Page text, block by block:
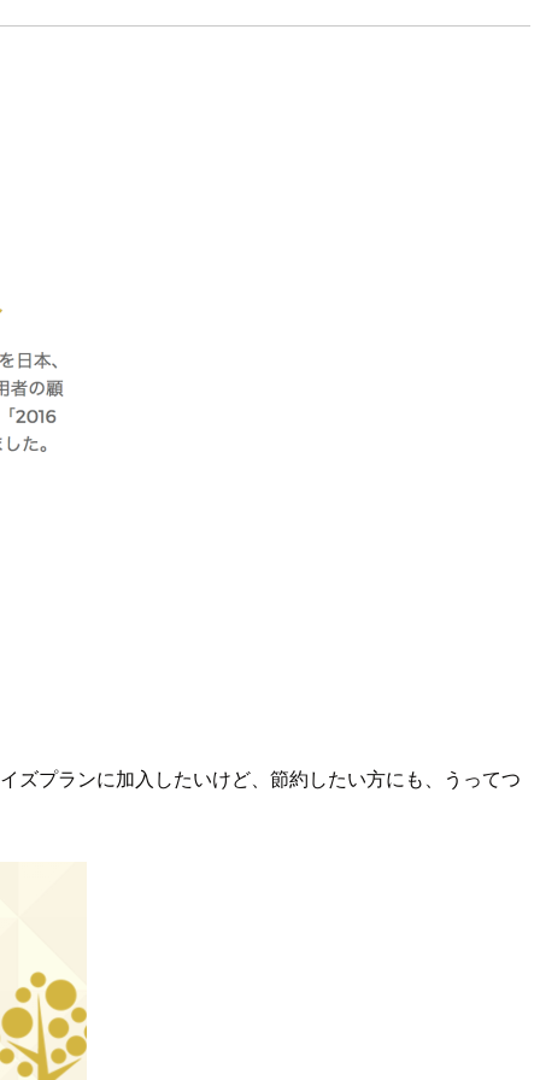
ズプランに加入したいけど、節約したい方にも、うってつ